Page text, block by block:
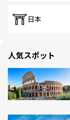
日本
人気スポット